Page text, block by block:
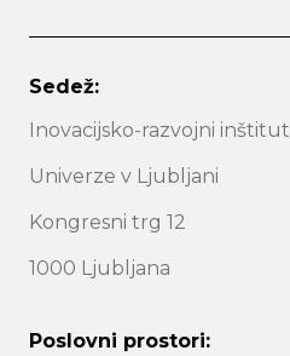
Sedež:
Inovacijsko-razvojni inštitut
Univerze v Ljubljani
Kongresni trg 12
1000 Ljubljana
Poslovni prostori: